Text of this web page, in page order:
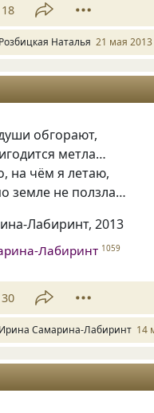
18
Розбицкая Наталья 21 мая 2013
обгорают,
метла…
на чём я летаю,
земле не ползла…
Лабиринт, 2013
Лабиринт 1059
30
Ирина Самарина-Лабиринт 14